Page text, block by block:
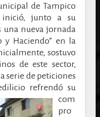
de Tampico
inició, junto a su
una nueva jornada
y Haciendo” en la
sostuvo
de este sector,
serie de peticiones
refrendó su
com
pro